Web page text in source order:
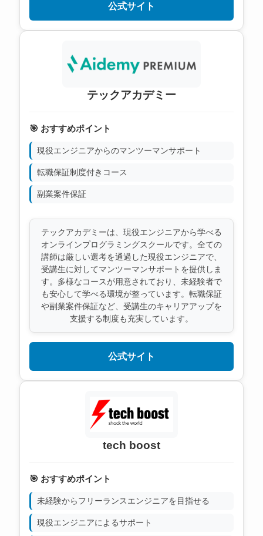
公式サイト
テックアカデミー
🎯 おすすめポイント
現役エンジニアからのマンツーマンサポート
転職保証制度付きコース
副業案件保証
テックアカデミーは、現役エンジニアから学べる
オンラインプログラミングスクールです。全ての
講師は厳しい選考を通過した現役エンジニアで、
受講生に対してマンツーマンサポートを提供しま
す。多様なコースが用意されており、未経験者で
も安心して学べる環境が整っています。転職保証
や副業案件保証など、受講生のキャリアアップを
支援する制度も充実しています。
公式サイト
tech boost
🎯 おすすめポイント
未経験からフリーランスエンジニアを目指せる
現役エンジニアによるサポート